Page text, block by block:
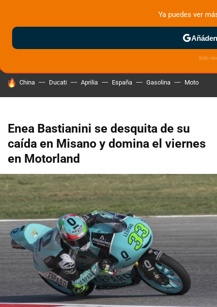
MENÚ NUEVO
MOTOS ELÉCTRICAS
HOY SE HABLA DE
China Ducati Aprilia España Gasolina Moto
Enea Bastianini se desquita de su
caída en Misano y domina el viernes
en Motorland
Ya puedes ver
Solo